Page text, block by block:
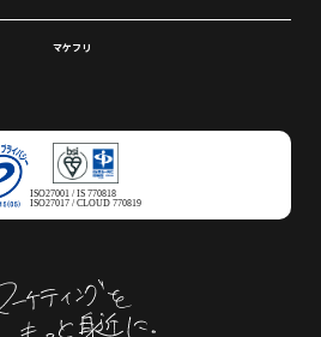
マケフリ
ISO27001 / IS 770818
ISO27017 / CLOUD 770819